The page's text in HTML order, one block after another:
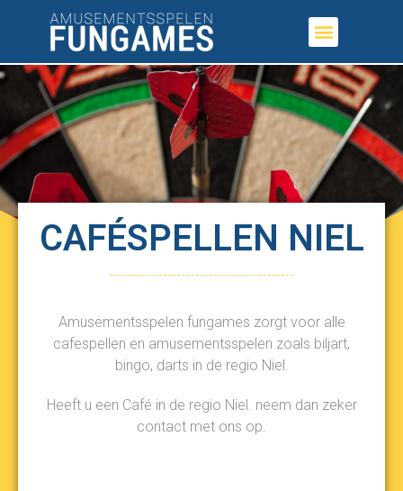
CAFÉSPELLEN NIEL
Amusementsspelen fungames zorgt voor alle
cafespellen en amusementsspelen zoals biljart,
bingo, darts in de regio Niel.
Heeft u een Café in de regio Niel. neem dan zeker
contact met ons op.